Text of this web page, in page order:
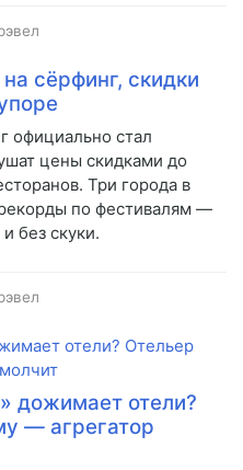
сёрфинг, скидки
официально стал
цены скидками до
Три города в
по фестивалям —
без скуки.
дожимает отели?
— агрегатор